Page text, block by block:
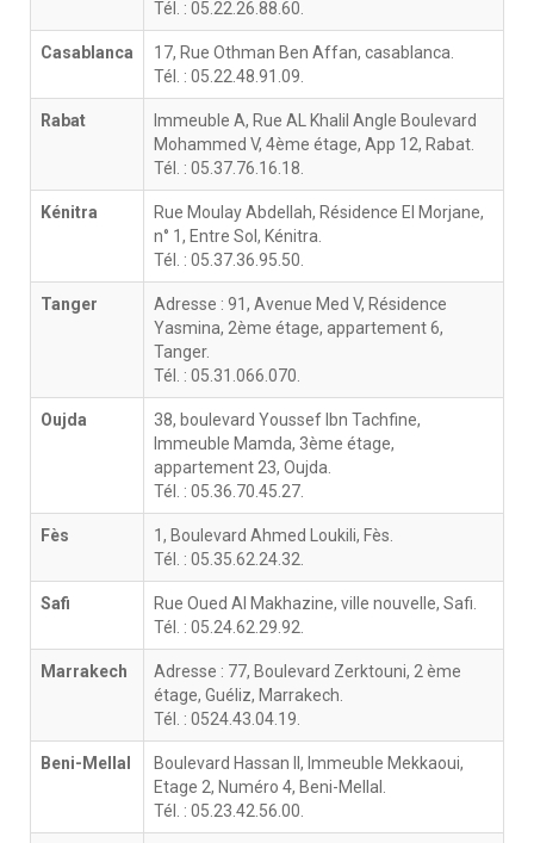
Tél. : 05.22.26.88.60.
Casablanca
17, Rue Othman Ben Affan, casablanca.
Tél. : 05.22.48.91.09.
Rabat
Immeuble A, Rue AL Khalil Angle Boulevard
Mohammed V, 4ème étage, App 12, Rabat.
Tél. : 05.37.76.16.18.
Kénitra
Rue Moulay Abdellah, Résidence El Morjane,
n° 1, Entre Sol, Kénitra.
Tél. : 05.37.36.95.50.
Tanger
Adresse : 91, Avenue Med V, Résidence
Yasmina, 2ème étage, appartement 6,
Tanger.
Tél. : 05.31.066.070.
Oujda
38, boulevard Youssef Ibn Tachfine,
Immeuble Mamda, 3ème étage,
appartement 23, Oujda.
Tél. : 05.36.70.45.27.
Fès
1, Boulevard Ahmed Loukili, Fès.
Tél. : 05.35.62.24.32.
Safi
Rue Oued Al Makhazine, ville nouvelle, Safi.
Tél. : 05.24.62.29.92.
Marrakech
Adresse : 77, Boulevard Zerktouni, 2 ème
étage, Guéliz, Marrakech.
Tél. : 0524.43.04.19.
Beni-Mellal
Boulevard Hassan II, Immeuble Mekkaoui,
Etage 2, Numéro 4, Beni-Mellal.
Tél. : 05.23.42.56.00.